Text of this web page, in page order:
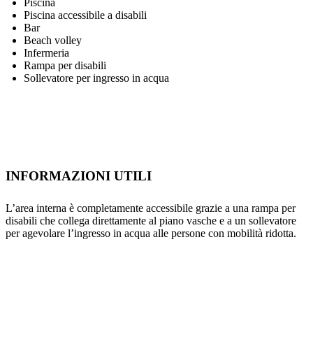
Piscina
Piscina accessibile a disabili
Bar
Beach volley
Infermeria
Rampa per disabili
Sollevatore per ingresso in acqua
INFORMAZIONI UTILI
L’area interna è completamente accessibile grazie a una rampa per
disabili che collega direttamente al piano vasche e a un sollevatore
per agevolare l’ingresso in acqua alle persone con mobilità ridotta.